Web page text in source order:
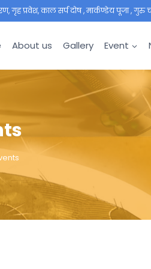
गृह प्रवेश, काल सर्प दोष , मार्कण्डेय पूजा , गुरु
About us Gallery Event